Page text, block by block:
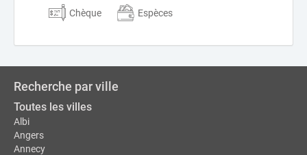
Chèque
Espèces
Recherche par ville
Toutes les villes
Albi
Angers
Annecy